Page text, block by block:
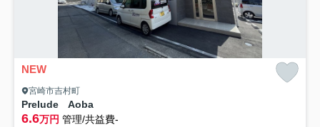
NEW
宮崎市吉村町
Prelude Aoba
6.6万円 管理/共益費-